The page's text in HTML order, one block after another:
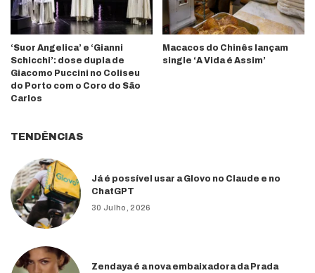
‘Suor Angelica’ e ‘Gianni
Schicchi’: dose dupla de
Giacomo Puccini no Coliseu
do Porto com o Coro do São
Carlos
Macacos do Chinês lançam
single ‘A Vida é Assim’
TENDÊNCIAS
Já é possível usar a Glovo no Claude e no
ChatGPT
30 Julho, 2026
Zendaya é a nova embaixadora da Prada